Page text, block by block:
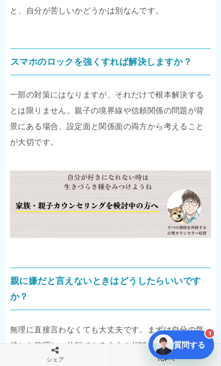
と、自分が苦しいかどうかは別なんです。
スマホのロックを強くすれば解決しますか？
一部の対策にはなりますが、それだけで根本解決する
とは限りません。親子の境界線や信頼関係の問題が背
景にある場合、設定面と関係面の両方から考えること
が大切です。
親に嫌だと言えないときはどうしたらいいです
か？
無理に直接言わなくても大丈夫です。まずは自分の気
持ちを整理し、信頼できる大人や相談先に話してみて
ください。第三者に入ってもらうほうが安全なケース
シェア TOPへ
質問する
1